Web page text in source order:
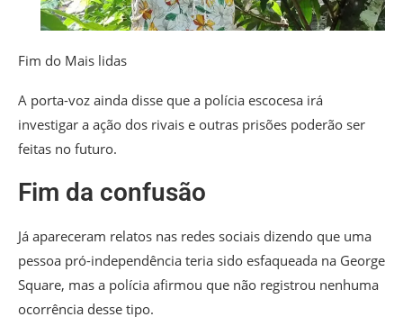
Fim do Mais lidas
A porta-voz ainda disse que a polícia escocesa irá
investigar a ação dos rivais e outras prisões poderão ser
feitas no futuro.
Fim da confusão
Já apareceram relatos nas redes sociais dizendo que uma
pessoa pró-independência teria sido esfaqueada na George
Square, mas a polícia afirmou que não registrou nenhuma
ocorrência desse tipo.